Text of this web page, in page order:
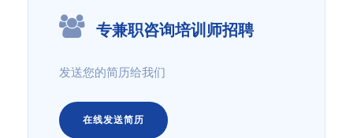
专兼职咨询培训师招聘
发送您的简历给我们
在线发送简历